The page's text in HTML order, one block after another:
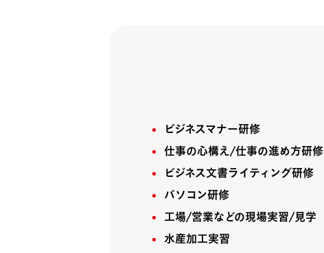
ビジネスマナー研修
仕事の心構え/仕事の進め方研修
ビジネス文書ライティング研修
パソコン研修
工場/営業などの現場実習/見学
水産加工実習